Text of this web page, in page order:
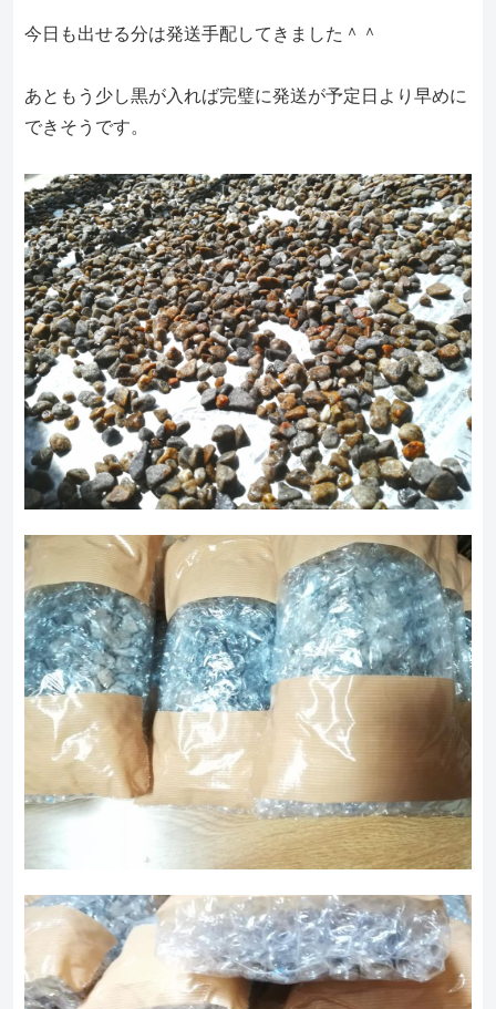
今日も出せる分は発送手配してきました＾＾
あともう少し黒が入れば完璧に発送が予定日より早めに
できそうです。